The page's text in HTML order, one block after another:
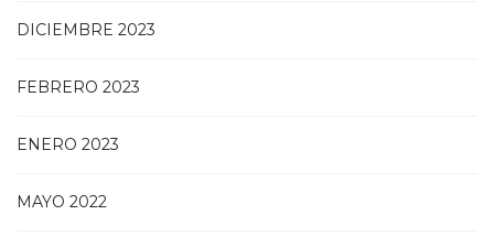
DICIEMBRE 2023
FEBRERO 2023
ENERO 2023
MAYO 2022